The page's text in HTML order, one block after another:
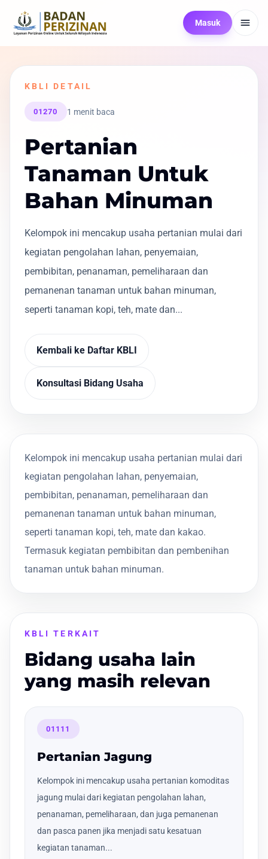
Masuk
KBLI DETAIL
01270 1 menit baca
Pertanian
Tanaman Untuk
Bahan Minuman
Kelompok ini mencakup usaha pertanian mulai dari
kegiatan pengolahan lahan, penyemaian,
pembibitan, penanaman, pemeliharaan dan
pemanenan tanaman untuk bahan minuman,
seperti tanaman kopi, teh, mate dan...
Kembali ke Daftar KBLI
Konsultasi Bidang Usaha
Kelompok ini mencakup usaha pertanian mulai dari
kegiatan pengolahan lahan, penyemaian,
pembibitan, penanaman, pemeliharaan dan
pemanenan tanaman untuk bahan minuman,
seperti tanaman kopi, teh, mate dan kakao.
Termasuk kegiatan pembibitan dan pembenihan
tanaman untuk bahan minuman.
KBLI TERKAIT
Bidang usaha lain
yang masih relevan
01111
Pertanian Jagung
Kelompok ini mencakup usaha pertanian komoditas
jagung mulai dari kegiatan pengolahan lahan,
penanaman, pemeliharaan, dan juga pemanenan
dan pasca panen jika menjadi satu kesatuan
kegiatan tanaman...